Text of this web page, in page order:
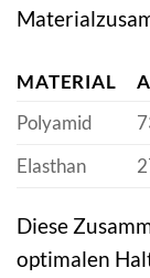
MATERIAL
Polyamid
Elasthan
Diese
optimalen